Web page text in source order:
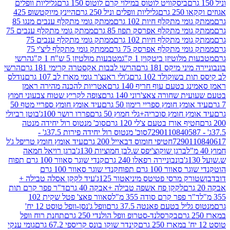
ביסקוויט לוטוס במילוי קרם לוטוס 150 גרם
גליליות וופלים
גרם
גליליות וופלים וניל 250 גרם
היינץ מיוקטשופ 425
מתקלף חיות 102 גרם
ממתק גומי מתקלף ענבים מנגו 85
מתקלף אפרסק תפוז 85 גרם
ממתק גומי מתקלף ענבים 75
מתקלף חיות 102 גרם
ממתק גומי מתקלף ענבים 75
מתקלף אפרסק 75 גרם
ממתק גומי מתקלף ליצ'י 75
ביטקוין 1 ק"ג
מטבעות מולטיזן 5 ש"ח 1 ק"ג
הרשי
מיקס 181 גרם
הרשי לבבות אקסטרה קרימי 181 גרם
הרשי
102 גרם
ג'ולי ראנצ'ר גומי מארז לב 107 גרם
נודלס
עוף חריף 140 גרם
אטריות להכנה מהירה ראמן
שחורה צאצ'רוני 140 גרם
צופה לקריץ שטוח צבעוני חמוץ
חומץ ספריי רימון 50 גרם
עיד אומץ חומץ ספריי מטף 50
חומץ סוכריה+גלי חמוץ 50 גרם
פררו רושר 100ג'
בוטן רביולי
אורז בטעם צ'לי 120 גרם
סוכ' מנטוס רול יחידה מנטה
סוכ' מנטוס רול יחידה פירות 37.5ג' -
חטיפי חומוס דבאייל 200 גרם
עיד אומץ חומץ טריפל ג'ל
ברגן שוקוצ'יפס ש.לבן חמוציות 130ג'
ברגן רויאל חמאה
בונבוניירה רפאלו 240 גרם
קנדי שוגר סאוור 100 גרם תפוח
100 גרם תפוח
קנדי שוגר סאוור 100 גרם
מרסי פטיטס מיניאטור 125ג'
עיד לקקן אסלה טבילה +
לקקן פח אשפה טבילה +אבקה 40 גרם
ד"ר פפר קרם תות
פפר קרם סודה 355 מ"ל
סאוור פאצ' פטל שקית 102
בטעם פאנטה 37.5 גרם
וופל ג'נסן-וופל טוסט 12 יח'
בקרסלנד-סטרופ וופל הולנדי 250 גרם
תחנת רוח וופל
קינדר שוקו בונס קריספי 67.2 גרם
גומי ענקי